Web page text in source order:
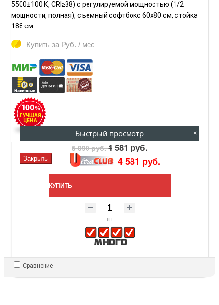
5500±100 К, CRI≥88) с регулируемой мощностью (1/2
мощности, полная), съемный софтбокс 60х80 см, стойка
188 см
Купить за Руб. / мес
5 090 руб.4 581 руб.
4 581 руб.
КУПИТЬ
шт
Сравнение
Быстрый просмотр ×
Закрыть